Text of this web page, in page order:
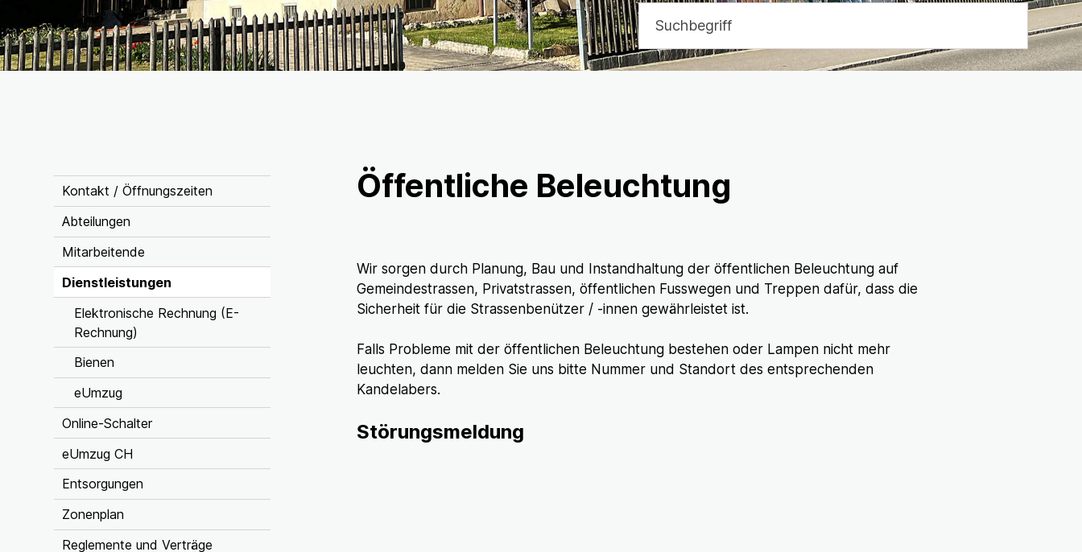
Suchbegriff
Suche
Inhaltsnavigation
Kontakt / Öffnungszeiten
Abteilungen
Mitarbeitende
Dienstleistungen
Elektronische Rechnung (E-
Rechnung)
Bienen
eUmzug
Online-Schalter
eUmzug CH
Entsorgungen
Zonenplan
Reglemente und Verträge
Öffentliche Beleuchtung
Wir sorgen durch Planung, Bau und Instandhaltung der öffentlichen Beleuchtung auf
Gemeindestrassen, Privatstrassen, öffentlichen Fusswegen und Treppen dafür, dass die
Sicherheit für die Strassenbenützer / -innen gewährleistet ist.
Falls Probleme mit der öffentlichen Beleuchtung bestehen oder Lampen nicht mehr
leuchten, dann melden Sie uns bitte Nummer und Standort des entsprechenden
Kandelabers.
Störungsmeldung